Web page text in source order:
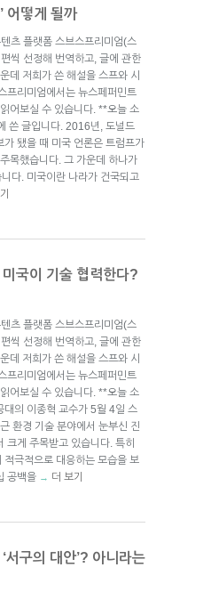
어떻게 될까
츠 플랫폼 스브스프리미엄(스
씩 선정해 번역하고, 글에 관한
데 저희가 쓴 해설을 스프와 시
프리미엄에서는 뉴스페퍼민트
어보실 수 있습니다. **오늘 소
쓴 글입니다. 2016년, 도널드
됐을 때 미국 언론은 트럼프가
목했습니다. 그 가운데 하나가
다. 미국이란 나라가 건국되고
국이 기술 협력한다?
츠 플랫폼 스브스프리미엄(스
씩 선정해 번역하고, 글에 관한
데 저희가 쓴 해설을 스프와 시
프리미엄에서는 뉴스페퍼민트
어보실 수 있습니다. **오늘 소
대의 이종혁 교수가 5월 4일 스
환경 기술 분야에서 눈부신 진
크게 주목받고 있습니다. 특히
적극적으로 대응하는 모습을 보
공백을 → 더 보기
서구의 대안’? 아니라는